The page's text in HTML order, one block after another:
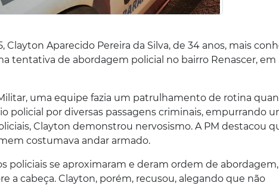
Clayton Aparecido Pereira da Silva, de 34 anos, mais
tentativa de abordagem policial no bairro Renascer, em
uma equipe fazia um patrulhamento de rotina
policial por diversas passagens criminais, empurrando
Clayton demonstrou nervosismo. A PM destacou
costumava andar armado.
policiais se aproximaram e deram ordem de abordagem,
a cabeça. Clayton, porém, recusou, alegando que não